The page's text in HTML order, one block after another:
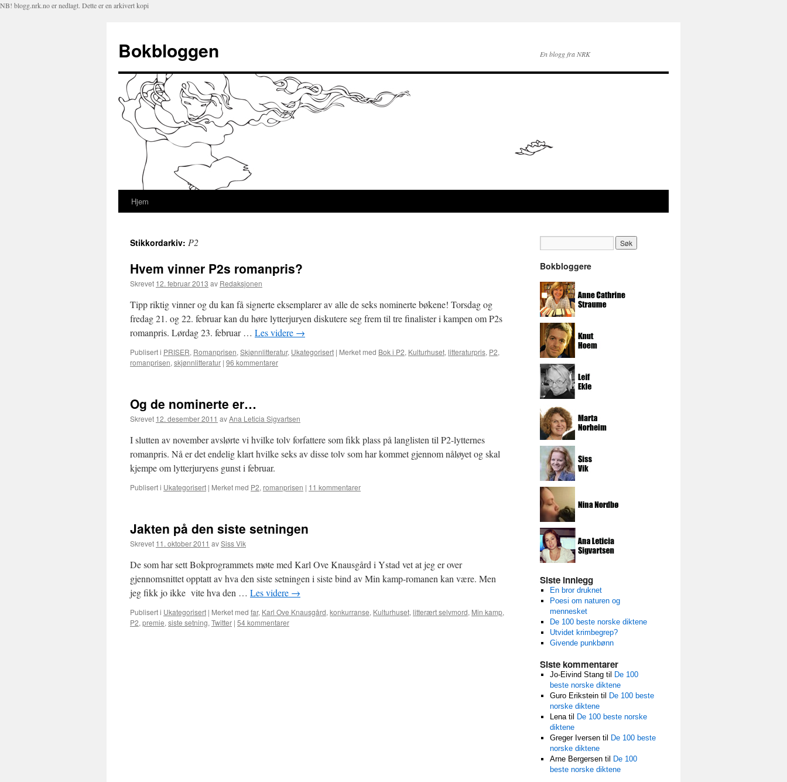
NB! blogg.nrk.no er nedlagt. Dette er en arkivert kopi
Bokbloggen En blogg fra NRK
Hopp
innhold
Hjem
Stikkordarkiv: P2
Hvem vinner P2s romanpris?
Skrevet 12. februar 2013 av Redaksjonen
Tipp riktig vinner og du kan få signerte eksemplarer av alle de seks nominerte bøkene! Torsdag og
fredag 21. og 22. februar kan du høre lytterjuryen diskutere seg frem til tre finalister i kampen om P2s
romanpris. Lørdag 23. februar … Les videre →
Publisert i PRISER, Romanprisen, Skjønnlitteratur, Ukategorisert | Merket med Bok i P2, Kulturhuset, litteraturpris, P2,
romanprisen, skjønnlitteratur | 96 kommentarer
Og de nominerte er…
Skrevet 12. desember 2011 avAna Leticia Sigvartsen
I slutten av november avslørte vi hvilke tolv forfattere som fikk plass på langlisten til P2-lytternes
romanpris. Nå er det endelig klart hvilke seks av disse tolv som har kommet gjennom nåløyet og skal
kjempe om lytterjuryens gunst i februar.
Publisert i Ukategorisert | Merket med P2, romanprisen | 11 kommentarer
Jakten på den siste setningen
Skrevet 11. oktober 2011 avSiss Vik
De som har sett Bokprogrammets møte med Karl Ove Knausgård i Ystad vet at jeg er over
gjennomsnittet opptatt av hva den siste setningen i siste bind av Min kamp-romanen kan være. Men
jeg fikk jo ikke vite hva den … Les videre →
Publisert i Ukategorisert | Merket med far, Karl Ove Knausgård, konkurranse, Kulturhuset, litterært selvmord, Min kamp,
P2, premie, siste setning, Twitter | 54 kommentarer
Bokbloggere
Siste innlegg
En bror druknet
Poesi om naturen og
mennesket
De 100 beste norske diktene
Utvidet krimbegrep?
Givende punkbønn
Siste kommentarer
Jo-Eivind Stangtil
De 100
beste norske diktene
Guro Eriksteintil
De 100 beste
norske diktene
Lenatil
De 100 beste norske
diktene
Greger Iversentil
De 100 beste
norske diktene
Arne Bergersentil
De 100
beste norske diktene